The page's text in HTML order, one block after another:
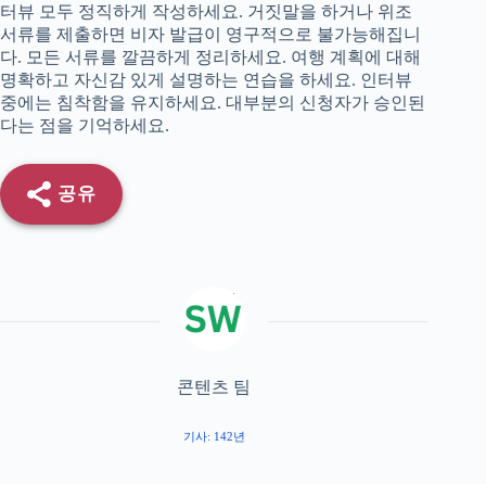
터뷰 모두 정직하게 작성하세요. 거짓말을 하거나 위조
서류를 제출하면 비자 발급이 영구적으로 불가능해집니
다. 모든 서류를 깔끔하게 정리하세요. 여행 계획에 대해
명확하고 자신감 있게 설명하는 연습을 하세요. 인터뷰
중에는 침착함을 유지하세요. 대부분의 신청자가 승인된
다는 점을 기억하세요.
공유
콘텐츠 팀
기사: 142년